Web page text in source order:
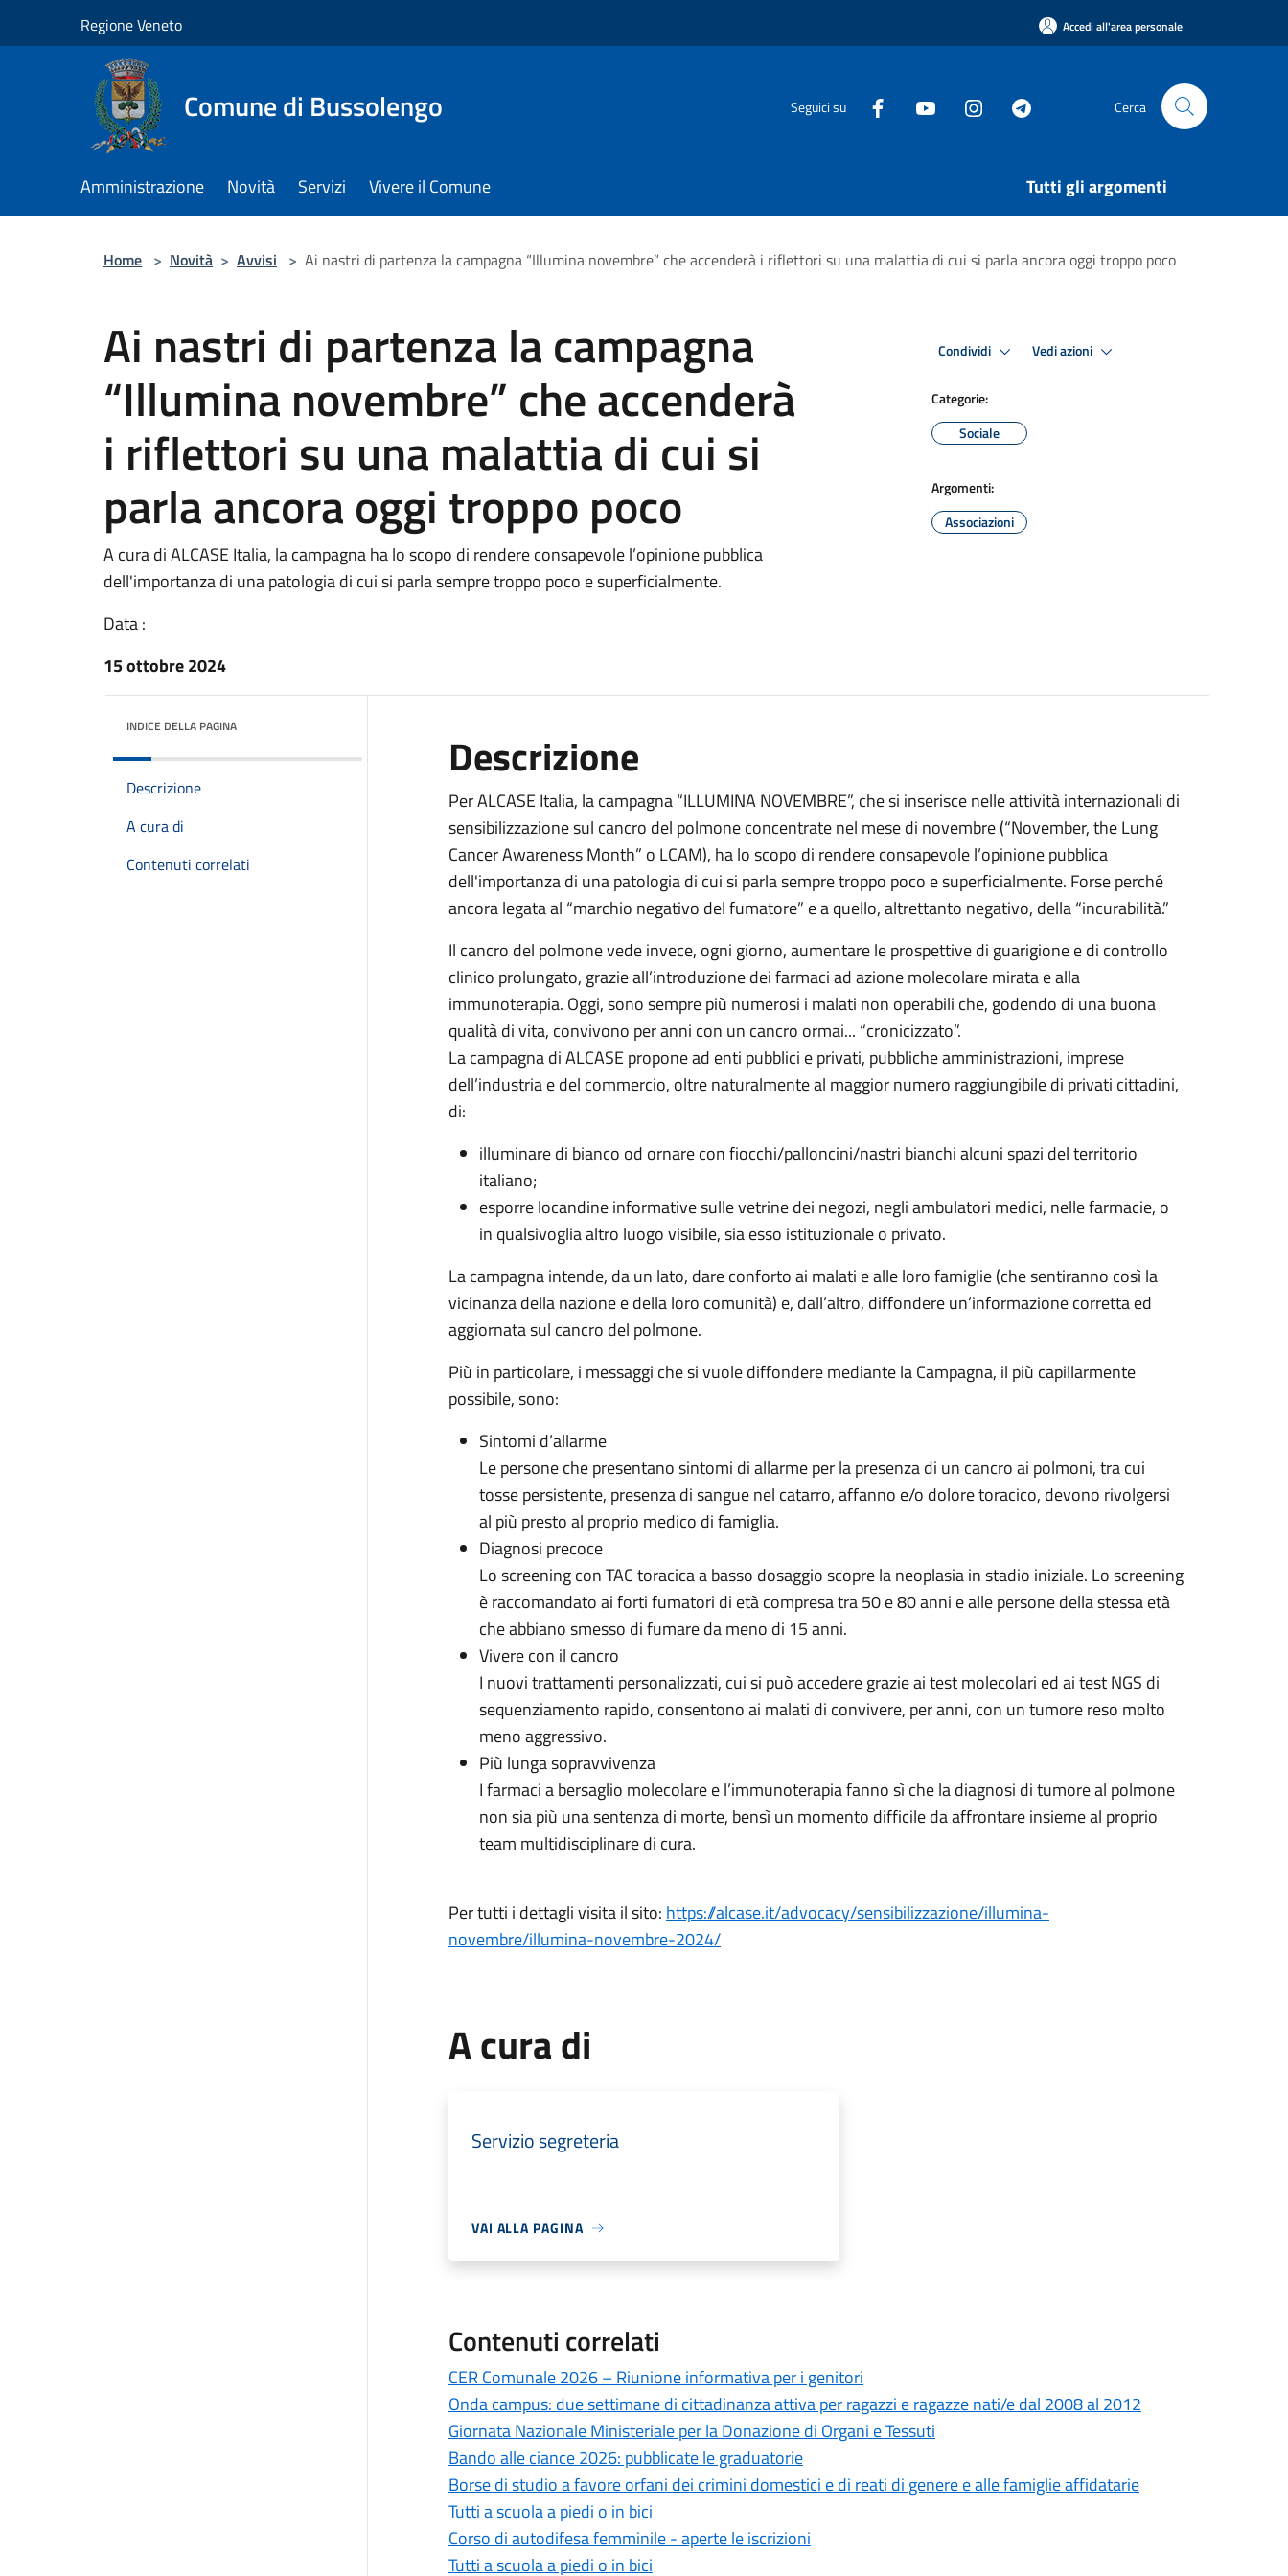
Regione Veneto Accedi all'area personale
Comune di Bussolengo Seguici su Cerca
Amministrazione Novità Servizi Vivere il Comune Tutti gli argomenti
Home > Novità > Avvisi > Ai nastri di partenza la campagna “Illumina novembre” che accenderà i riflettori su una malattia di cui si parla ancora oggi troppo poco
Ai nastri di partenza la campagna
“Illumina novembre” che accenderà
i riflettori su una malattia di cui si
parla ancora oggi troppo poco
A cura di ALCASE Italia, la campagna ha lo scopo di rendere consapevole l’opinione pubblica
dell'importanza di una patologia di cui si parla sempre troppo poco e superficialmente.
Data :
15 ottobre 2024
Condividi Vedi azioni
Categorie:
Sociale
Argomenti:
Associazioni
INDICE DELLA PAGINA
Descrizione
A cura di
Contenuti correlati
Descrizione
Per ALCASE Italia, la campagna “ILLUMINA NOVEMBRE”, che si inserisce nelle attività internazionali di
sensibilizzazione sul cancro del polmone concentrate nel mese di novembre (“November, the Lung
Cancer Awareness Month” o LCAM), ha lo scopo di rendere consapevole l’opinione pubblica
dell'importanza di una patologia di cui si parla sempre troppo poco e superficialmente. Forse perché
ancora legata al “marchio negativo del fumatore” e a quello, altrettanto negativo, della “incurabilità.”
Il cancro del polmone vede invece, ogni giorno, aumentare le prospettive di guarigione e di controllo
clinico prolungato, grazie all’introduzione dei farmaci ad azione molecolare mirata e alla
immunoterapia. Oggi, sono sempre più numerosi i malati non operabili che, godendo di una buona
qualità di vita, convivono per anni con un cancro ormai... “cronicizzato”.
La campagna di ALCASE propone ad enti pubblici e privati, pubbliche amministrazioni, imprese
dell’industria e del commercio, oltre naturalmente al maggior numero raggiungibile di privati cittadini,
di:
illuminare di bianco od ornare con fiocchi/palloncini/nastri bianchi alcuni spazi del territorio
italiano;
esporre locandine informative sulle vetrine dei negozi, negli ambulatori medici, nelle farmacie, o
in qualsivoglia altro luogo visibile, sia esso istituzionale o privato.
La campagna intende, da un lato, dare conforto ai malati e alle loro famiglie (che sentiranno così la
vicinanza della nazione e della loro comunità) e, dall’altro, diffondere un’informazione corretta ed
aggiornata sul cancro del polmone.
Più in particolare, i messaggi che si vuole diffondere mediante la Campagna, il più capillarmente
possibile, sono:
Sintomi d’allarme
Le persone che presentano sintomi di allarme per la presenza di un cancro ai polmoni, tra cui
tosse persistente, presenza di sangue nel catarro, affanno e/o dolore toracico, devono rivolgersi
al più presto al proprio medico di famiglia.
Diagnosi precoce
Lo screening con TAC toracica a basso dosaggio scopre la neoplasia in stadio iniziale. Lo screening
è raccomandato ai forti fumatori di età compresa tra 50 e 80 anni e alle persone della stessa età
che abbiano smesso di fumare da meno di 15 anni.
Vivere con il cancro
I nuovi trattamenti personalizzati, cui si può accedere grazie ai test molecolari ed ai test NGS di
sequenziamento rapido, consentono ai malati di convivere, per anni, con un tumore reso molto
meno aggressivo.
Più lunga sopravvivenza
I farmaci a bersaglio molecolare e l’immunoterapia fanno sì che la diagnosi di tumore al polmone
non sia più una sentenza di morte, bensì un momento difficile da affrontare insieme al proprio
team multidisciplinare di cura.
Per tutti i dettagli visita il sito: https://alcase.it/advocacy/sensibilizzazione/illumina-
novembre/illumina-novembre-2024/
A cura di
Servizio segreteria
VAI ALLA PAGINA
Contenuti correlati
CER Comunale 2026 – Riunione informativa per i genitori
Onda campus: due settimane di cittadinanza attiva per ragazzi e ragazze nati/e dal 2008 al 2012
Giornata Nazionale Ministeriale per la Donazione di Organi e Tessuti
Bando alle ciance 2026: pubblicate le graduatorie
Borse di studio a favore orfani dei crimini domestici e di reati di genere e alle famiglie affidatarie
Tutti a scuola a piedi o in bici
Corso di autodifesa femminile - aperte le iscrizioni
Tutti a scuola a piedi o in bici